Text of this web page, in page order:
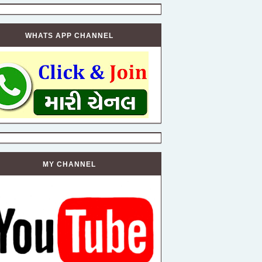
WHATS APP CHANNEL
MY CHANNEL